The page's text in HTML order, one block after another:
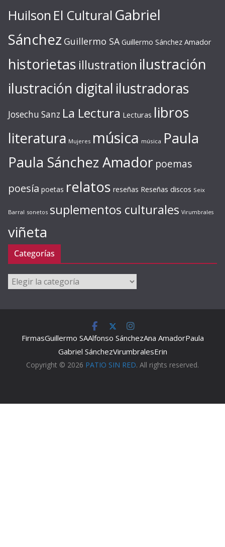
Huilson El Cultural Gabriel
Sánchez Guillermo SA Guillermo Sánchez Amador
historietas illustration ilustración
ilustración digital ilustradoras
Josechu Sanz La Lectura Lecturas libros
literatura Mujeres música música Paula
Paula Sánchez Amador poemas
poesía poetas relatos reseñas Reseñas discos Seix
Barral sonetos suplementos culturales Virumbrales
viñeta
Categorías
Categorías
FirmasGuillermo SAAlfonso SánchezAna AmadorPaula
Gabriel SánchezVirumbralesErin
Copyright © 2026 PATIO SIN RED. All rights reserved.